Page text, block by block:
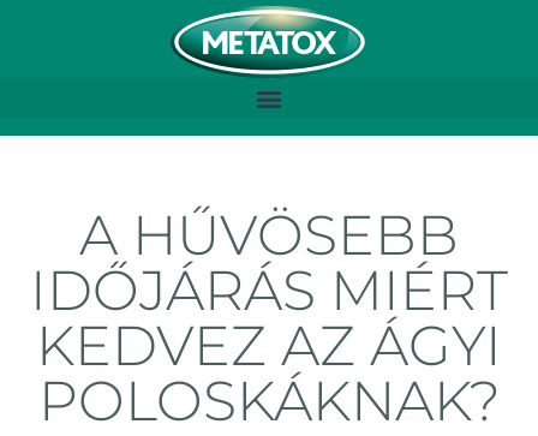
A HŰVÖSEBB
IDŐJÁRÁS MIÉRT
KEDVEZ AZ ÁGYI
POLOSKÁKNAK?